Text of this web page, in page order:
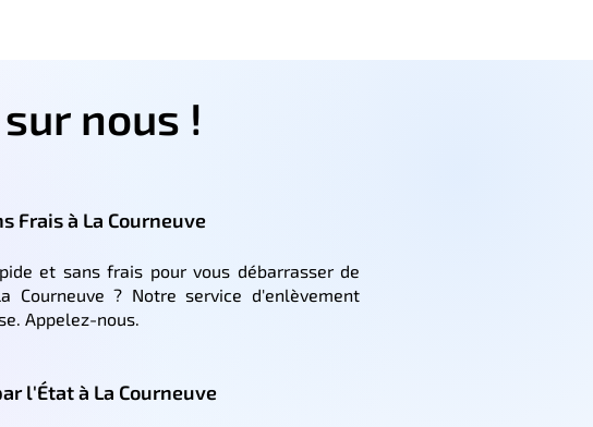
nous !
Frais à La Courneuve
et sans frais pour vous débarrasser de
Courneuve ? Notre service d'enlèvement
Appelez-nous.
l'État à La Courneuve